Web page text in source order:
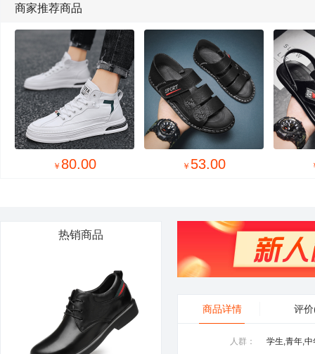
商家推荐商品
￥ 58.00 ￥105.00
热销商品
商品详情 评价
人群： 学生,青年,中